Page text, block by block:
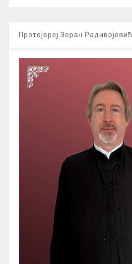
Протојереј Зоран Радивојевић